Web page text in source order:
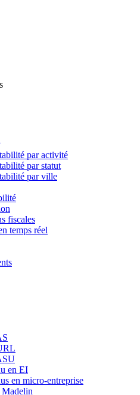
par activité
par statut
par ville
fiscales
temps réel
en EI
en micro-entreprise